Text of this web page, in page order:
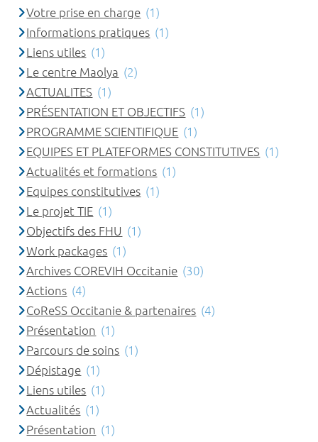
Votre prise en charge (1)
Informations pratiques (1)
Liens utiles (1)
Le centre Maolya (2)
ACTUALITES (1)
PRÉSENTATION ET OBJECTIFS (1)
PROGRAMME SCIENTIFIQUE (1)
EQUIPES ET PLATEFORMES CONSTITUTIVES (1)
Actualités et formations (1)
Equipes constitutives (1)
Le projet TIE (1)
Objectifs des FHU (1)
Work packages (1)
Archives COREVIH Occitanie (30)
Actions (4)
CoReSS Occitanie & partenaires (4)
Présentation (1)
Parcours de soins (1)
Dépistage (1)
Liens utiles (1)
Actualités (1)
Présentation (1)